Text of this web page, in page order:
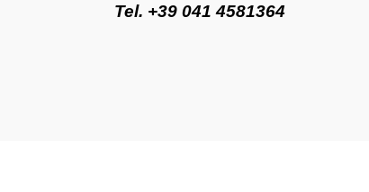
Tel. +39 041 4581364